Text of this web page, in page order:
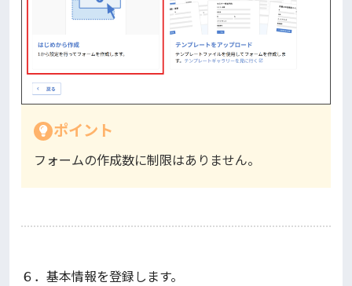
ポイント
フォームの作成数に制限はありません。
６．基本情報を登録します。